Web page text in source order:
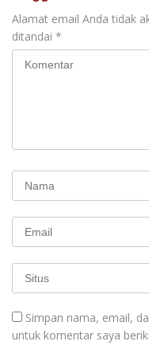
Alamat email Anda tidak
ditandai *
Simpan nama, email,
untuk komentar saya